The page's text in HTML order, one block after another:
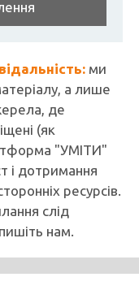
ми
а лише
де
(як
"УМІТИ"
і дотримання
ресурсів.
слід
нам.